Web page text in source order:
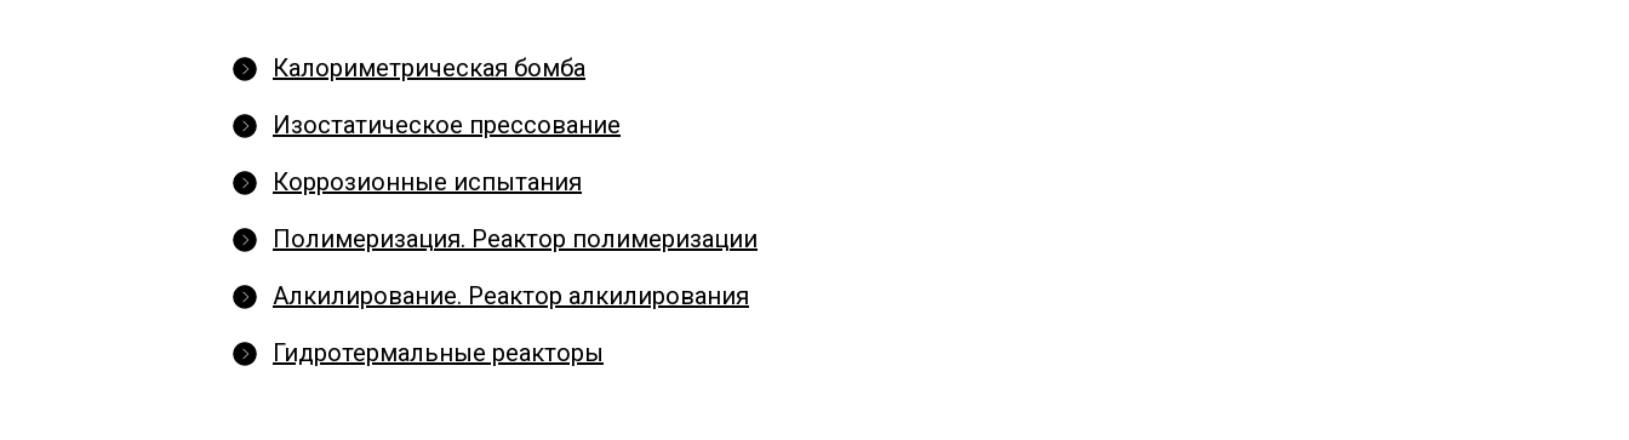
Калориметрическая бомба
Изостатическое прессование
Коррозионные испытания
Полимеризация. Реактор полимеризации
Алкилирование. Реактор алкилирования
Гидротермальные реакторы